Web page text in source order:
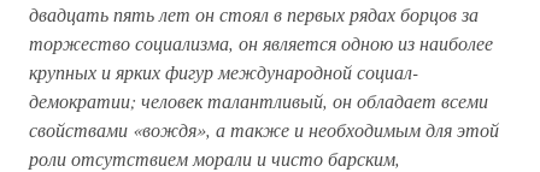
двадцать пять лет он стоял в первых рядах борцов за
торжество социализма, он является одною из наиболее
крупных и ярких фигур международной социал-
демократии; человек талантливый, он обладает всеми
свойствами «вождя», а также и необходимым для этой
роли отсутствием морали и чисто барским,